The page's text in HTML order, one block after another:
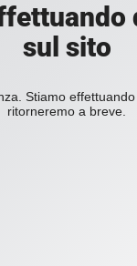
sul sito
Stiamo
ritorneremo a breve.